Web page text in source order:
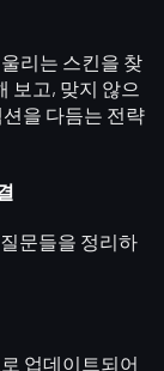
리는 스킨을 찾
보고, 맞지 않으
을 다듬는 전략
문들을 정리하
업데이트되어